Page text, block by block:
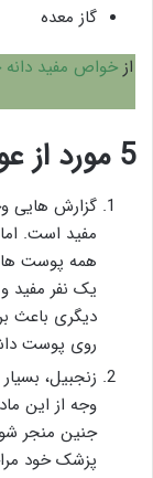
گاز معده
از خواص مفید دانه
5 مورد از عوارض زنجبیل
گزارش هایی
مفید است.
همه پوست
یک نفر مفید
دیگری باعث
روی پوست
زنجبیل،
وجه از این
جنین منجر
پزشک خود